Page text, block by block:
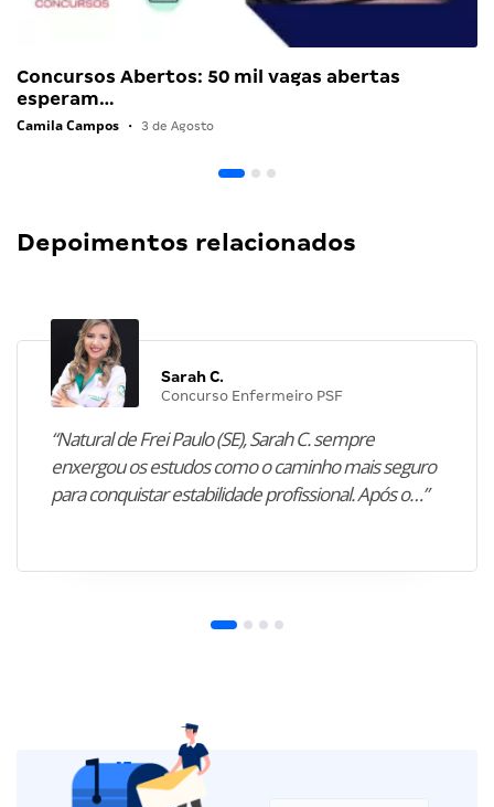
Concursos Abertos: 50 mil vagas abertas
esperam…
Camila Campos • 3 de Agosto
Depoimentos relacionados
Sarah C.
Concurso Enfermeiro PSF
“Natural de Frei Paulo (SE), Sarah C. sempre
enxergou os estudos como o caminho mais seguro
para conquistar estabilidade profissional. Após o…”